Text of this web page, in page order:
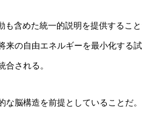
も含めた統一的説明を提供するこ
来の自由エネルギーを最小化する
合される。
な脳構造を前提としていることだ